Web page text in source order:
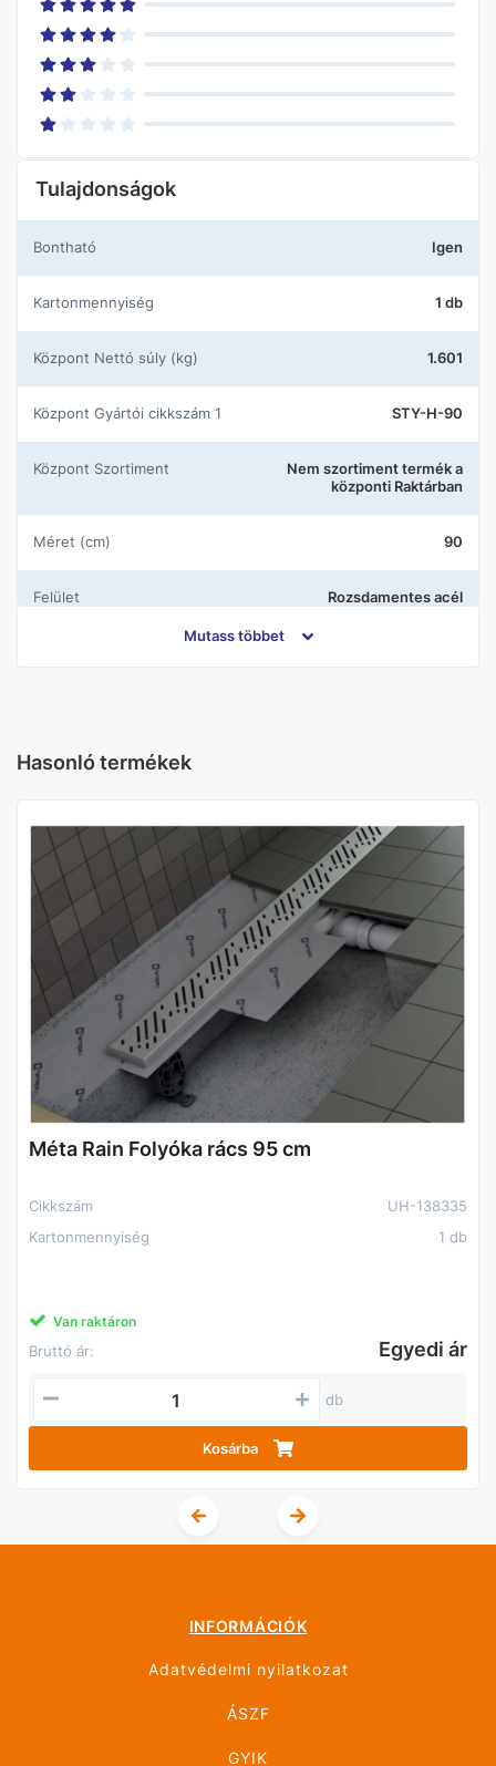
Tulajdonságok
Bontható Igen
Kartonmennyiség 1 db
központ Nettó súly (kg) 1.601
központ Gyártói cikkszám 1 STY-H-90
központ Szortiment
Nem szortiment termék a
központi Raktárban
Méret (cm) 90
Felület Rozsdamentes acél
Mutass többet
Hasonló termékek
Méta Rain Folyóka rács 95 cm
Cikkszám
UH-138335
Kartonmennyiség
1 db
Van raktáron
Bruttó ár: Egyedi ár
db
Kosárba
INFORMÁCIÓK
Adatvédelmi nyilatkozat
ÁSZF
GYIK